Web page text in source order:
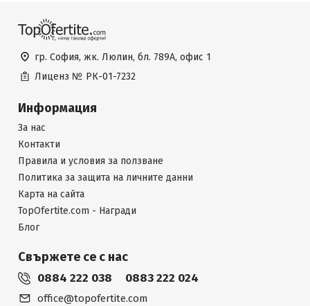
гр. София, жк. Люлин, бл. 789А, офис 1
Лиценз № РК-01-7232
Информация
За нас
Контакти
Правила и условия за ползване
Политика за защита на личните данни
Карта на сайта
TopOfertite.com - Награди
Блог
Свържете се с нас
0884 222 038 0883 222 024
office@topofertite.com